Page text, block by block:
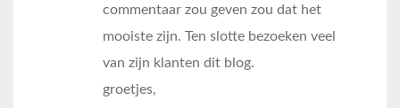
commentaar zou geven zou dat het
mooiste zijn. Ten slotte bezoeken veel
van zijn klanten dit blog.
groetjes,